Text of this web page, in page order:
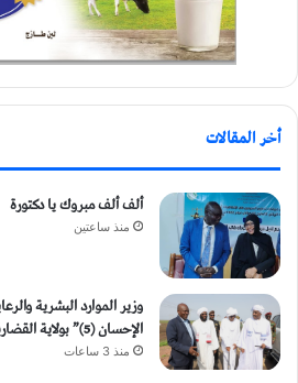
أخر المقالات
ألف ألف مبروك يا دكتورة
منذ ساعتين
وزير الموارد البشرية
الإحسان (5)” بولاية القضارف بتكلفة تجاوزت 27 مليار جنيه
منذ 3 ساعات